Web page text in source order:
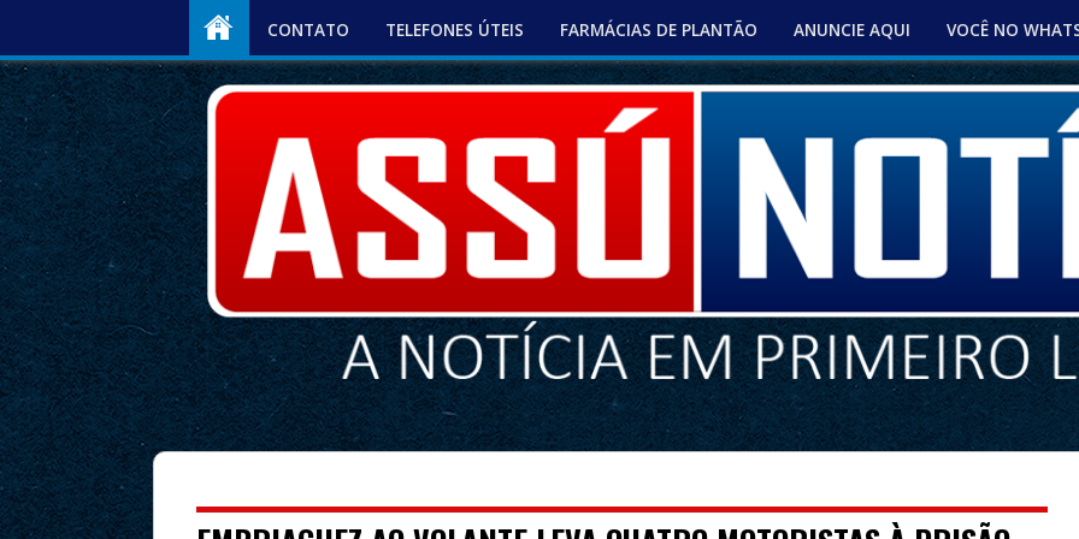
CONTATO TELEFONES ÚTEIS FARMÁCIAS DE PLANTÃO ANUNCIE AQUI VOCÊ NO